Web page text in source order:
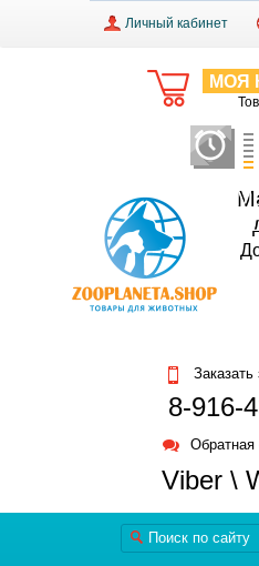
Личный кабинет
МОЯ
Заказать
8-916-
Обратная
Viber \